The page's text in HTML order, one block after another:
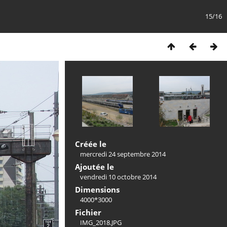
15/16
Créée le
mercredi 24 septembre 2014
Ajoutée le
vendredi 10 octobre 2014
Dimensions
4000*3000
Fichier
IMG_2018.JPG